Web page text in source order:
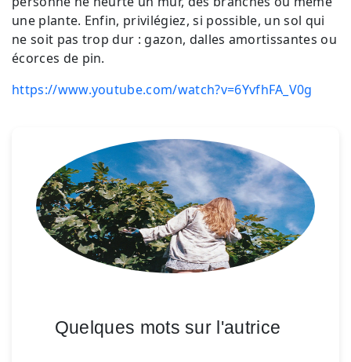
une plante. Enfin, privilégiez, si possible, un sol qui
ne soit pas trop dur : gazon, dalles amortissantes ou
écorces de pin.
https://www.youtube.com/watch?v=6YvfhFA_V0g
Quelques mots sur l'autrice